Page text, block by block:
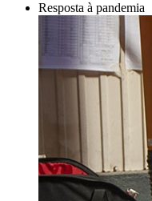
Resposta à pandemia